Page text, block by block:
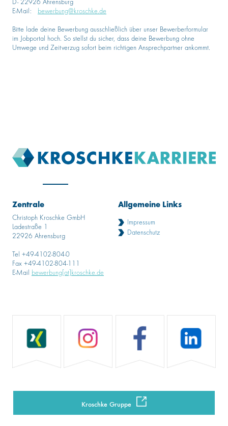
D- 22926 Ahrensburg
E-Mail: bewerbung@kroschke.de
Bitte lade deine Bewerbung ausschließlich über unser Bewerberformular
im Jobportal hoch. So stellst du sicher, dass deine Bewerbung ohne
Umwege und Zeitverzug sofort beim richtigen Ansprechpartner ankommt.
Zentrale
Christoph Kroschke GmbH
Ladestraße 1
22926 Ahrensburg
Tel +49-4102-804-0
Fax +49-4102-804-111
E-Mail bewerbung[at]kroschke.de
Allgemeine Links
Impressum
Datenschutz
Kroschke Gruppe